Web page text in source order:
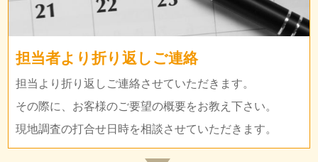
担当者より折り返しご連絡
担当より折り返しご連絡させていただきます。
その際に、お客様のご要望の概要をお教え下さい。
現地調査の打合せ日時を相談させていただきます。